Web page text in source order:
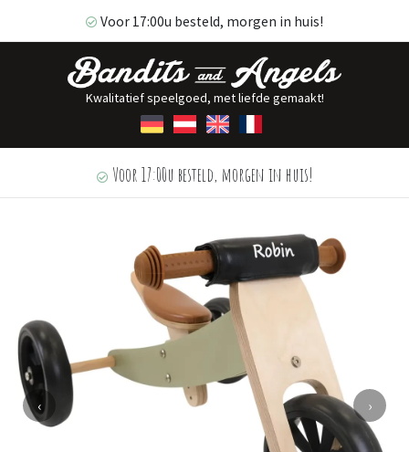
Voor 17:00u besteld, morgen in huis!
Kwalitatief speelgoed, met liefde gemaakt!
Voor 17:00u besteld, morgen in huis!
‹ ›